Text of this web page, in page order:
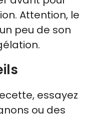
Attention, le
peu de son
essayez
ou des